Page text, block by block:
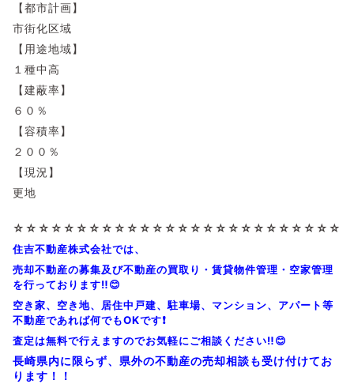
【都市計画】
市街化区域
【用途地域】
１種中高
【建蔽率】
６０％
【容積率】
２００％
【現況】
更地
☆☆☆☆☆☆☆☆ ☆☆☆☆☆☆☆☆ ☆☆☆☆☆☆☆☆
住吉不動産株式会社では、
売却不動産の募集及び不動産の買取り・賃貸物件管理・空家管理
を行っております‼️😊
空き家、空き地、居住中戸建、駐車場、マンション、アパート等
不動産であれば何でもOKです❗
査定は無料で行えますのでお気軽にご相談ください‼️😊
長崎県内に限らず、県外の不動産の売却相談も受け付けてお
ります！！